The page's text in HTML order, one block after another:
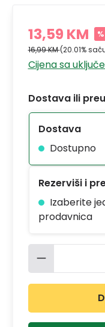
13,59 KM %
16,99 KM(20.01%
Cijena sa
Dostava ili
Dostava
Dostupno
Rezerviši i
Izaberite
prodavnica
Količina